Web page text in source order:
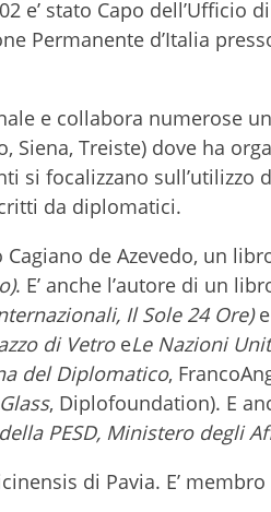
e’ stato Capo dell’Ufficio
Permanente d’Italia
e collabora numerose
Siena, Treiste) dove ha
si focalizzano sull’utilizzo
da diplomatici.
de Azevedo, un
. E’ anche l’autore di un
Il Sole 24 Ore)
di Vetro eLe Nazioni
del Diplomatico,
, Diplofoundation). E
PESD, Ministero degli
di Pavia. E’